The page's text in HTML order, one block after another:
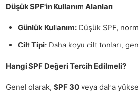
Düşük SPF'in Kullanım Alanları
Günlük Kullanım: Düşük SPF,
Cilt Tipi: Daha koyu cilt tonları,
Hangi SPF Değeri Tercih Edilmeli?
Genel olarak, SPF 30 veya daha